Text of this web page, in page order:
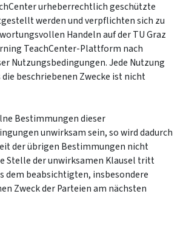
urheberrechtlich geschützte
werden und verpflichten sich zu
Handeln auf der TU Graz
TeachCenter-Plattform nach
Nutzungsbedingungen. Jede Nutzung
beschriebenen Zwecke ist nicht
Bestimmungen dieser
unwirksam sein, so wird dadurch
der übrigen Bestimmungen nicht
Stelle der unwirksamen Klausel tritt
dem beabsichtigten, insbesondere
Zweck der Parteien am nächsten